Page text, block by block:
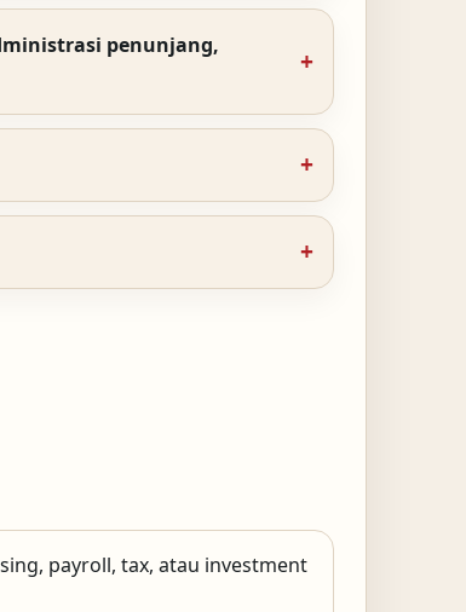
penunjang,
payroll, tax, atau investment